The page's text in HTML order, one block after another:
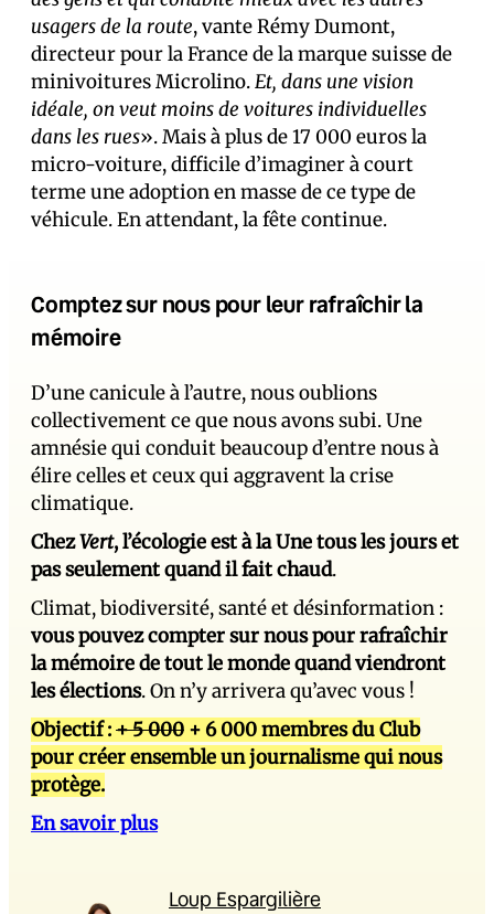
usagers de la route, vante Rémy Dumont,
directeur pour la France de la marque suisse de
minivoitures Microlino.Et, dans une vision
idéale, on veut moins de voitures individuelles
dans les rues». Mais à plus de 17 000 euros la
micro-voiture, difficile d’imaginer à court
terme une adoption en masse de ce type de
véhicule. En attendant, la fête continue.
Comptez sur nous pour leur rafraîchir la
mémoire
D’une canicule à l’autre, nous oublions
collectivement ce que nous avons subi. Une
amnésie qui conduit beaucoup d’entre nous à
élire celles et ceux qui aggravent la crise
climatique.
ChezVert, l’écologie est à la Une tous les jours et
pas seulement quand il fait chaud.
Climat, biodiversité, santé et désinformation :
vous pouvez compter sur nous pour rafraîchir
la mémoire de tout le monde quand viendront
les élections. On n’y arrivera qu’avec vous !
Objectif :+ 5 000 + 6 000 membres du Club
pour créer ensemble un journalisme qui nous
protège.
En savoir plus
Loup Espargilière